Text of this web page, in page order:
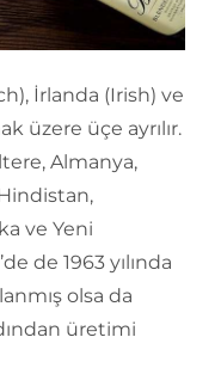
İrlanda (Irish) ve
üzere üçe ayrılır.
Almanya,
ve Yeni
de 1963 yılında
olsa da
üretimi